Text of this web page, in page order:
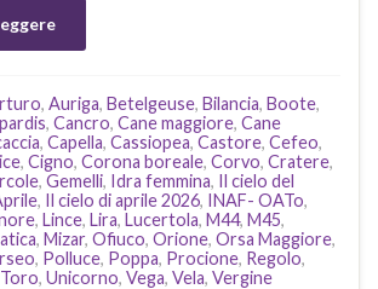
, Auriga, Betelgeuse, Bilancia, Boote,
, Cancro, Cane maggiore, Cane
, Capella, Cassiopea, Castore, Cefeo,
, Cigno, Corona boreale, Corvo, Cratere,
, Gemelli, Idra femmina, Il cielo del
, Il cielo di aprile 2026, INAF- OATo,
, Lince, Lira, Lucertola, M44, M45,
, Mizar, Ofiuco, Orione, Orsa Maggiore,
, Polluce, Poppa, Procione, Regolo,
Toro, Unicorno, Vega, Vela, Vergine